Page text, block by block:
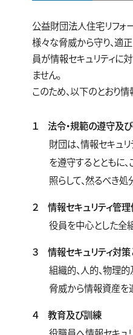
公益財団法人住宅リフォ
様々な脅威から守り、適
員が情報セキュリティに
ません。
このため、以下のとおり
１ 法令・規範の遵守及
財団は、情報セキュ
を遵守するとともに
照らして、然るべき処
２ 情報セキュリティ管
役員を中心とした全
３ 情報セキュリティ対
組織的、人的、物理
脅威から情報資産を
４ 教育及び訓練